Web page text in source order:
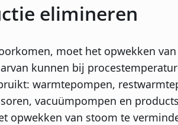
elimineren
moet het opwekken
kunnen bij
warmtepompen,
vacuümpompen en
opwekken van stoom te